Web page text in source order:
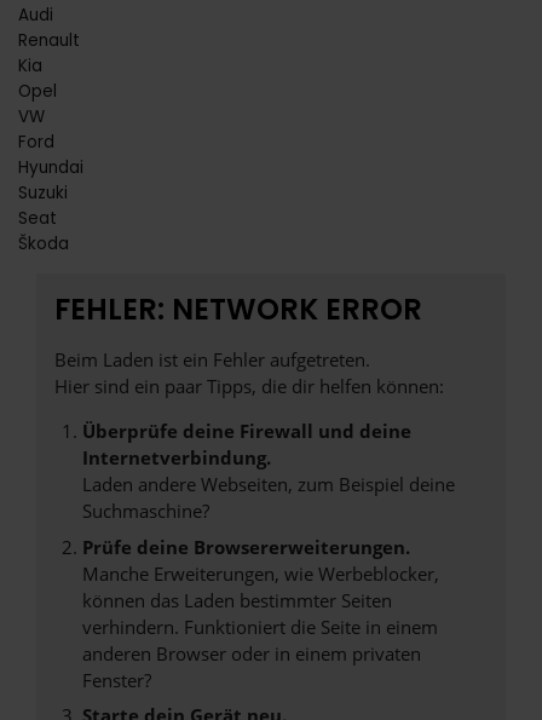
Audi
Renault
Kia
Opel
VW
Ford
Hyundai
Suzuki
Seat
Škoda
FEHLER: NETWORK ERROR
Beim Laden ist ein Fehler aufgetreten.
Hier sind ein paar Tipps, die dir helfen können:
Überprüfe deine Firewall und deine
Internetverbindung.
Laden andere Webseiten, zum Beispiel deine
Suchmaschine?
Prüfe deine Browsererweiterungen.
Manche Erweiterungen, wie Werbeblocker,
können das Laden bestimmter Seiten
verhindern. Funktioniert die Seite in einem
anderen Browser oder in einem privaten
Fenster?
Starte dein Gerät neu.